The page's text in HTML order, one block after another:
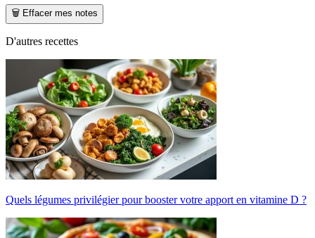
🗑️ Effacer mes notes
D'autres recettes
Quels légumes privilégier pour booster votre apport en vitamine D ?